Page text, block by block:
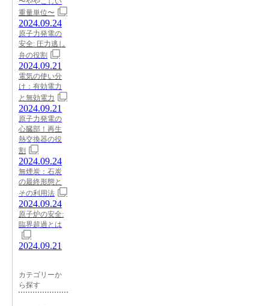
重量単位〜
2024.09.24
原子力発電の
安全: 圧力逃し
弁の役割
2024.09.21
電気の使い分
け：有効電力
と無効電力
2024.09.21
原子力発電の
心臓部！再生
熱交換器の役
割
2024.09.24
無煙炭：石炭
の最終形態と
その利用法
2024.09.24
原子炉の安全:
臨界超過とは
2024.09.21
カテゴリーか
ら探す